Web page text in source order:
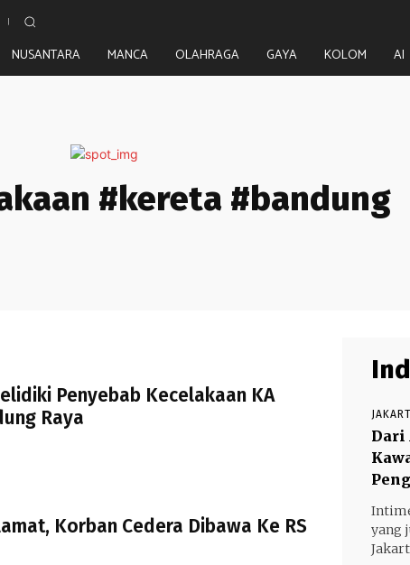
NUSANTARA MANCA OLAHRAGA GAYA KOLOM AI
#kereta #bandung
Penyebab Kecelakaan KA
Raya
Korban Cedera Dibawa Ke RS
Dari
yang